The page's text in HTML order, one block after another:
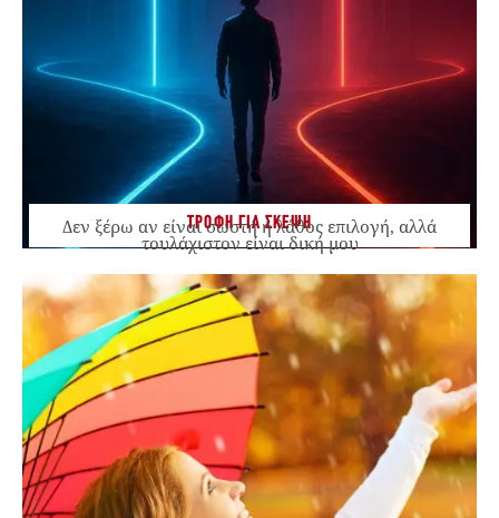
ΤΡΟΦΗ ΓΙΑ ΣΚΕΨΗ
Δεν ξέρω αν είναι σωστή ή λάθος επιλογή, αλλά
τουλάχιστον είναι δική μου